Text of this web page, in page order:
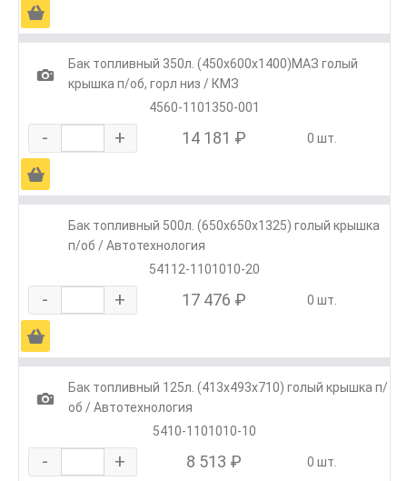
Ä
1
Бак топливный 350л. (450х600х1400)МАЗ голый
крышка п/об, горл низ / КМЗ
4560-1101350-001
- + 14 181 ₽ 0 шт.
Ä
Бак топливный 500л. (650х650х1325) голый крышка
п/об / Автотехнология
54112-1101010-20
- + 17 476 ₽ 0 шт.
Ä
1
Бак топливный 125л. (413х493х710) голый крышка п/
об / Автотехнология
5410-1101010-10
- + 8 513 ₽ 0 шт.